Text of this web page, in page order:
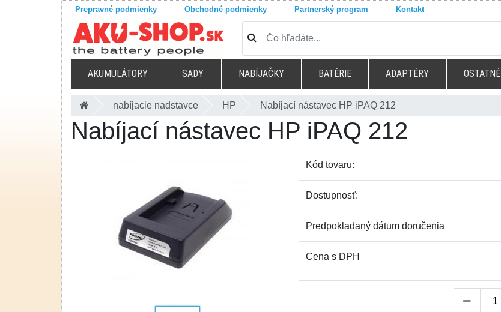
Prepravné podmienky Obchodné podmienky Partnerský program Kontakt
AKUMULÁTORY SADY NABÍJAČKY BATÉRIE ADAPTÉRY OSTATNÉ
nabíjacie nadstavce HP Nabíjací nástavec HP iPAQ 212
Nabíjací nástavec HP iPAQ 212
Kód tovaru:
Dostupnosť:
Predpokladaný dátum doručenia
Cena s DPH